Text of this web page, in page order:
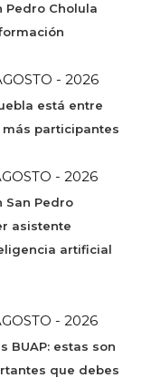
Pedro Cholula
- 2026
está entre
participantes
- 2026
San Pedro
asistente
artificial
- 2026
BUAP: estas son
que debes